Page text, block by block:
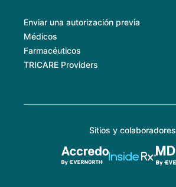
Enviar una autorización previa
Médicos
Farmacéuticos
TRICARE Providers
Sitios y colaboradores